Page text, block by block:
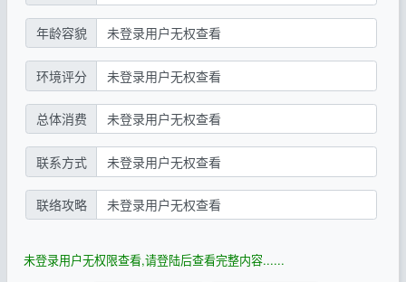
年龄容貌 未登录用户无权查看
环境评分 未登录用户无权查看
总体消费 未登录用户无权查看
联系方式 未登录用户无权查看
联络攻略 未登录用户无权查看
未登录用户无权限查看,请登陆后查看完整内容......